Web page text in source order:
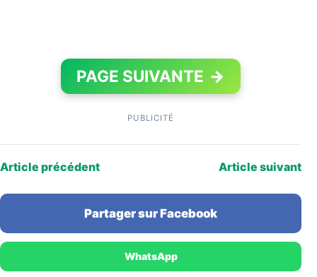
PAGE SUIVANTE →
PUBLICITÉ
Article précédent Article suivant
Partager sur Facebook
WhatsApp